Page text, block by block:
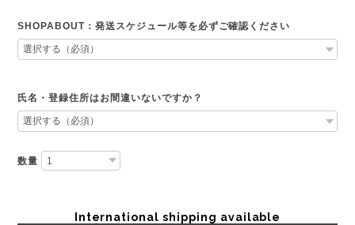
SHOPABOUT：発送スケジュール等を必ずご確認ください
氏名・登録住所はお間違いないですか？
数量
International shipping available